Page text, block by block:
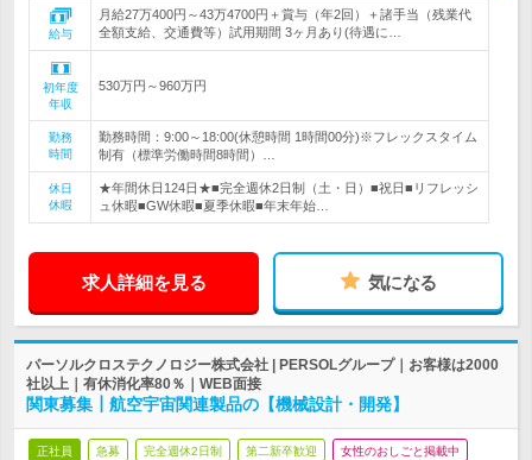
給与
月給27万400円～43万4700円＋賞与（年2回）＋諸手当（残業代
全額支給、交通費等）試用期間 3ヶ月あり(待遇に…
初年度
年収
530万円～960万円
勤務
時間
勤務時間：9:00～18:00(休憩時間 1時間00分)※フレックスタイム
制有（標準労働時間8時間）…
休日
休暇
★年間休日124日★■完全週休2日制（土・日）■祝日■リフレッシ
ュ休暇■GW休暇■夏季休暇■年末年始…
求人詳細を見る 気になる
パーソルクロステクノロジー株式会社 | PERSOLグループ｜お客様は2000
社以上｜有休消化率80％｜WEB面接
関東募集┃航空宇宙関連製品の【機械設計・開発】
正社員 急募 完全週休2日制 第二新卒歓迎 女性のおしごと掲載中